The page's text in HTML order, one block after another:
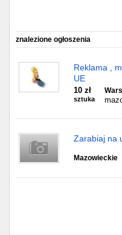
znalezione ogłoszenia
Reklama ,
UE
10 zł
sztuka
Zarabiaj na
Mazowieckie
Częstochowa
Toruń
Olsztyn
Opole